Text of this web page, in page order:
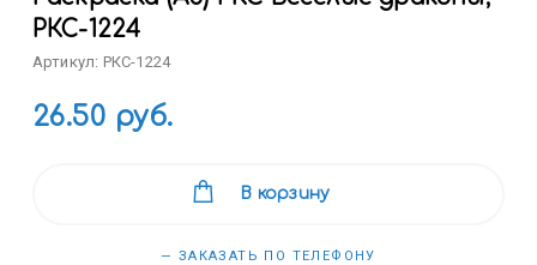
РКС-1224
Артикул: РКС-1224
26.50 руб.
В корзину
— ЗАКАЗАТЬ ПО ТЕЛЕФОНУ